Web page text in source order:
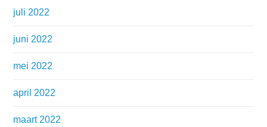
juli 2022
juni 2022
mei 2022
april 2022
maart 2022